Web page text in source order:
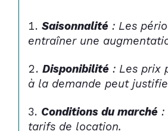
Saisonnalité : Les
entraîner une
Disponibilité : Les prix
à la demande peut
Conditions du marché :
tarifs de location.